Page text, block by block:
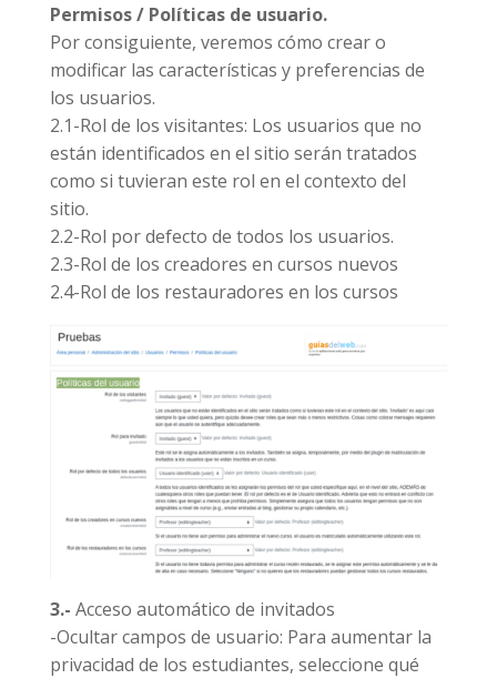
Permisos / Políticas de usuario.
Por consiguiente, veremos cómo crear o
modificar las características y preferencias de
los usuarios.
2.1-Rol de los visitantes: Los usuarios que no
están identificados en el sitio serán tratados
como si tuvieran este rol en el contexto del
sitio.
2.2-Rol por defecto de todos los usuarios.
2.3-Rol de los creadores en cursos nuevos
2.4-Rol de los restauradores en los cursos
3.- Acceso automático de invitados
-Ocultar campos de usuario: Para aumentar la
privacidad de los estudiantes, seleccione qué